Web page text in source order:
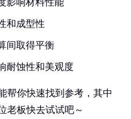
影响材料性能
和成型性
间取得平衡
耐蚀性和美观度
帮你快速找到参考，其中
老板快去试试吧～